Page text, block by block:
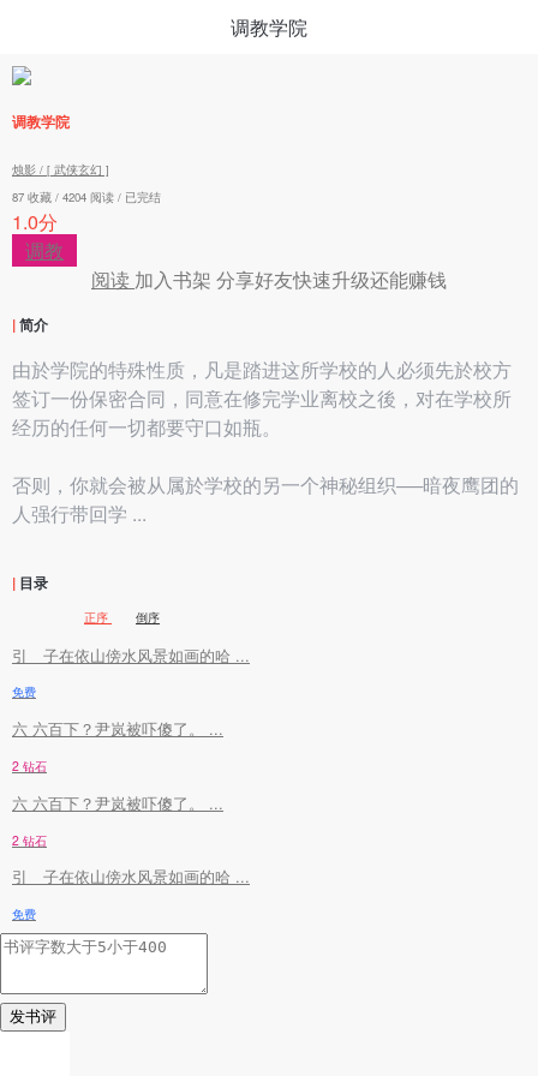
调教学院
调教学院
烛影 / [ 武侠玄幻 ]
87 收藏 / 4204 阅读 / 已完结
1.0分
调教
阅读 加入书架 分享好友快速升级还能赚钱
|简介
由於学院的特殊性质，凡是踏进这所学校的人必须先於校方
签订一份保密合同，同意在修完学业离校之後，对在学校所
经历的任何一切都要守口如瓶。
否则，你就会被从属於学校的另一个神秘组织──暗夜鹰团的
人强行带回学 ...
| 目录
正序 倒序
引 子在依山傍水风景如画的哈 ...
免费
六 六百下？尹岚被吓傻了。 ...
2 钻石
六 六百下？尹岚被吓傻了。 ...
2 钻石
引 子在依山傍水风景如画的哈 ...
免费
发书评